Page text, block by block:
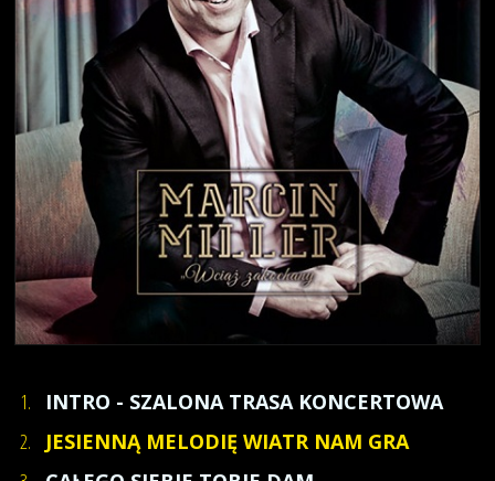
1.
INTRO - SZALONA TRASA KONCERTOWA
2.
JESIENNĄ MELODIĘ WIATR NAM GRA